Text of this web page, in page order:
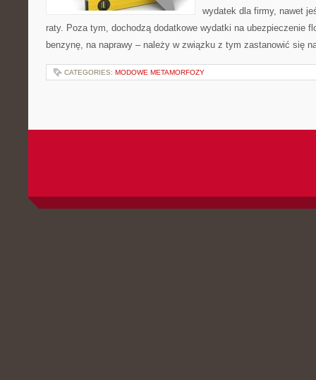
wydatek dla firmy, nawet
raty. Poza tym, dochodzą dodatkowe wydatki na ubezpieczenie
benzynę, na naprawy – należy w związku z tym zastanowić się
CATEGORIES: MODOWE METAMORFOZY